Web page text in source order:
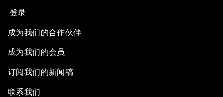
登录
成为我们的合作伙伴
成为我们的会员
订阅我们的新闻稿
联系我们